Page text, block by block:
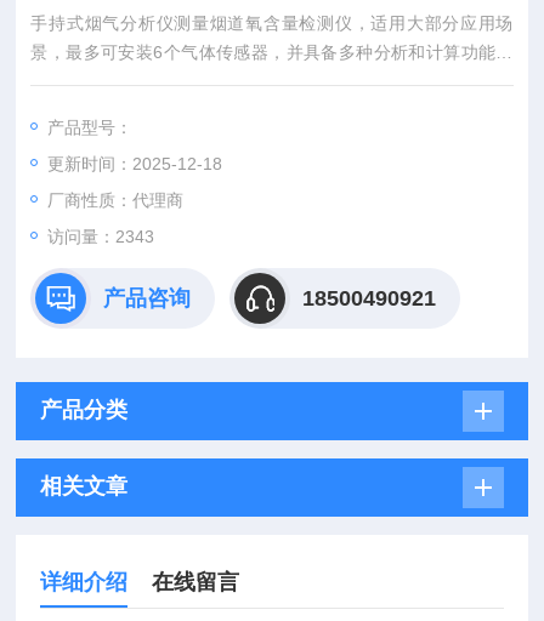
手持式烟气分析仪测量烟道氧含量检测仪，适用大部分应用场
景，最多可安装6个气体传感器，并具备多种分析和计算功能，
适用于燃烧器、锅炉调试、内燃机和其他工业燃烧。
产品型号：
更新时间：2025-12-18
厂商性质：代理商
访问量：2343
产品咨询 18500490921
产品分类
相关文章
详细介绍 在线留言